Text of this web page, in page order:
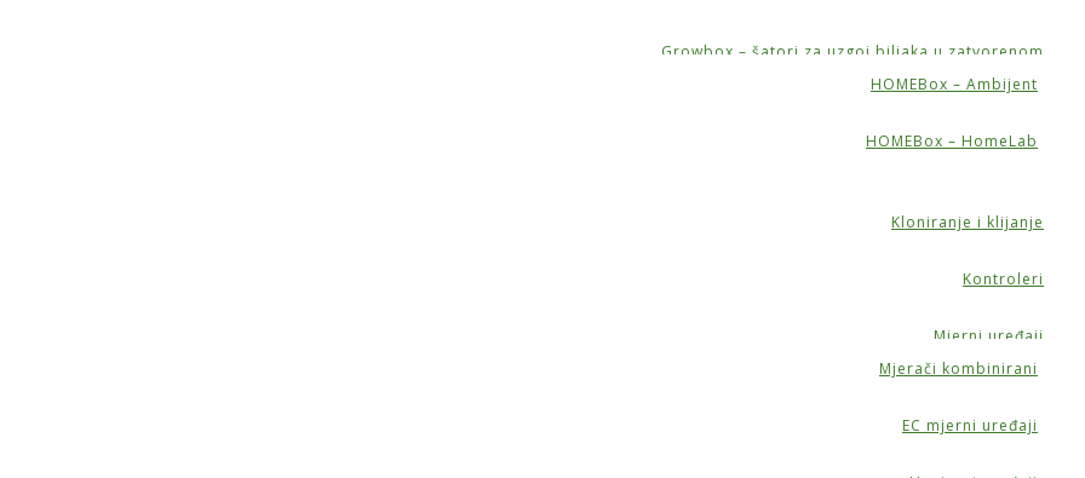
Growbox – šatori za uzgoj biljaka u zatvorenom
HOMEBox – Ambijent
HOMEBox – HomeLab
Kloniranje i klijanje
Kontroleri
Mjerni uređaji
Mjerači kombinirani
EC mjerni uređaji
cirkulaciji zraka.